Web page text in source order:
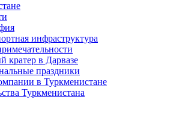
инфраструктура
кратер в Дарвазе
праздники
в Туркменистане
Туркменистана